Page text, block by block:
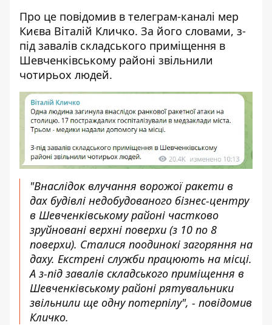
Про це повідомив в телеграм-каналі мер
Києва Віталій Кличко. За його словами, з-
під завалів складського приміщення в
Шевченківському районі звільнили
чотирьох людей.
"Внаслідок влучання ворожої ракети в
дах будівлі недобудованого бізнес-центру
в Шевченківському районі частково
зруйновані верхні поверхи (з 10 по 8
поверхи). Сталися поодинокі загоряння на
даху. Екстрені служби працюють на місці.
А з-під завалів складського приміщення в
Шевченківському районі рятувальники
звільнили ще одну потерпілу", - повідомив
Кличко.